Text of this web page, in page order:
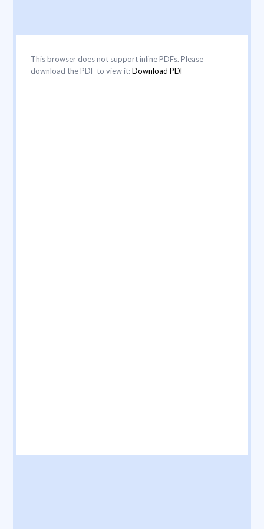
This browser does not support inline PDFs. Please
download the PDF to view it:Download PDF